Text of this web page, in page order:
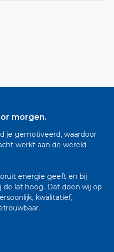
morgen.
je gemotiveerd, waardoor
werkt aan de wereld
energie geeft en bij
de lat hoog. Dat doen wij op
kwalitatief,